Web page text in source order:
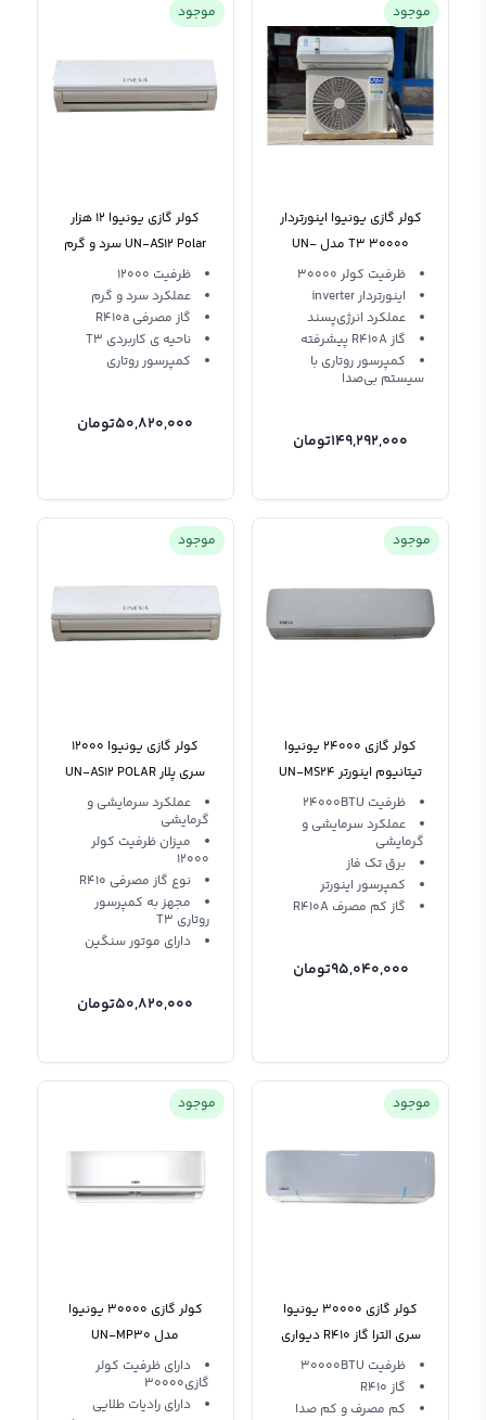
موجود
کولر گازی یونیوا اینورتردار
T3 30000 مدل UN-
GS30 PORSCHE
ظرفیت کولر 30000
اینورتردار inverter
عملکرد انرژی‌پسند
گاز R410A پیشرفته
کمپرسور روتاری با
سیستم بی‌صدا
149,292,000تومان
موجود
کولر گازی یونیوا 12 هزار
UN-AS12 Polar سرد و گرم
ظرفیت 12000
عملکرد سرد و گرم
گاز مصرفی R410a
ناحیه ی کاربردی T3
کمپرسور روتاری
50,820,000تومان
موجود
کولر گازی 24000 یونیوا
تیتانیوم اینورتر UN-MS24
Titanium T3 R410
ظرفیت 24000BTU
عملکرد سرمایشی و
گرمایشی
برق تک فاز
کمپرسور اینورتر
گاز کم مصرف R410A
95,040,000تومان
موجود
کولر گازی یونیوا 12000
سری پلار UN-AS12 POLAR
T3 R410
عملکرد سرمایشی و
گرمایشی
میزان ظرفیت کولر
12000
نوع گاز مصرفی R410
مجهز به کمپرسور
روتاری T3
دارای موتور سنگین
50,820,000تومان
موجود
کولر گازی 30000 یونیوا
سری الترا گاز R410 دیواری
UN-MS30 ULTRA Uneva
ظرفیت 30000BTU
گاز R410
كم مصرف و كم صدا
موجود
کولر گازی 30000 یونیوا
مدل UN-MP30
دارای ظرفیت کولر
گازی30000
دارای راديات طلايي